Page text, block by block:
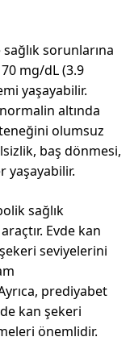
sorunlarına
mg/dL (3.9
yaşayabilir.
altında
olumsuz
baş dönmesi,
yaşayabilir.
sağlık
Evde kan
seviyelerini
prediyabet
kan şekeri
önemlidir.